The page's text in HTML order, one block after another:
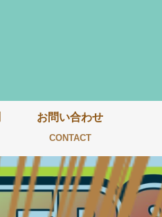
お問い合わせ
CONTACT